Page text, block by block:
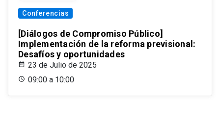
Conferencias
[Diálogos de Compromiso Público]
Implementación de la reforma previsional:
Desafíos y oportunidades
23 de Julio de 2025
09:00 a 10:00